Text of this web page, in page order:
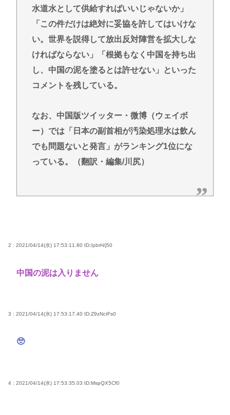
水道水として供給すればいいじゃないか」
「この件だけは絶対に妥協を許してはいけな
い。世界を説得して放出反対陣営を拡大しな
ければならない」「根拠もなく中国を持ち出
し、中国の泥を塗るとは許せない」といった
コメントを残している。
なお、中国版ツイッター・微博（ウェイボ
ー）では「日本の副首相が汚染処理水は飲ん
でも問題ないと発言」がランキング1位にな
っている。（翻訳・編集/川尻）
2 : 2021/04/14(水) 17:53:11.80 ID:/pbrH/j50
中国の泥は入りません
3 : 2021/04/14(水) 17:53:17.40 ID:Z9zNctFs0
🥺
4 : 2021/04/14(水) 17:53:35.03 ID:MspQX5Cf0